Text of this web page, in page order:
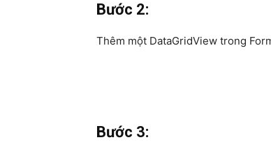
Bước 2:
Thêm một DataGridView trong
Bước 3: